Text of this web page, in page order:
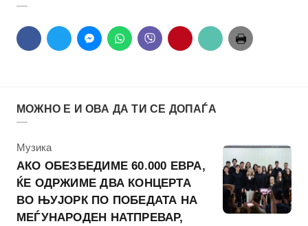
МОЖНО Е И ОВА ДА ТИ СЕ ДОПАЃА
КАтегорија
Музика
АКО ОБЕЗБЕДИМЕ 60.000 ЕВРА,
ЌЕ ОДРЖИМЕ ДВА КОНЦЕРТА
ВО ЊУЈОРК ПО ПОБЕДАТА НА
МЕЃУНАРОДЕН НАТПРЕВАР,